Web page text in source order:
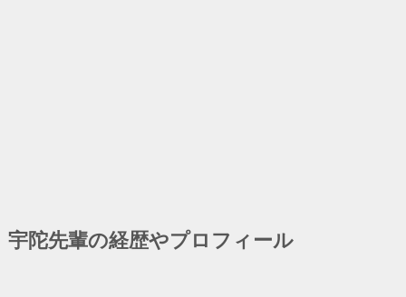
宇陀先輩の経歴やプロフィール